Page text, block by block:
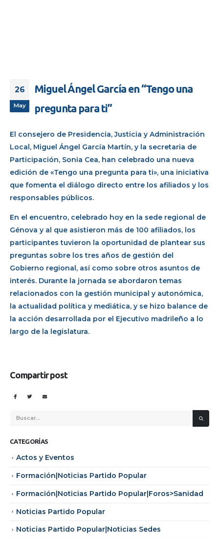
26
May
Miguel Ángel García en “Tengo una
pregunta para ti”
El consejero de Presidencia, Justicia y Administración
Local, Miguel Ángel García Martín, y la secretaria de
Participación, Sonia Cea, han celebrado una nueva
edición de «Tengo una pregunta para ti», una iniciativa
que fomenta el diálogo directo entre los afiliados y los
responsables públicos.
En el encuentro, celebrado hoy en la sede regional de
Génova y al que asistieron más de 100 afiliados, los
participantes tuvieron la oportunidad de plantear sus
preguntas sobre los tres años de gestión del
Gobierno regional, así como sobre otros asuntos de
interés. Durante la jornada se abordaron temas
relacionados con la gestión municipal y autonómica,
la actualidad política y mediática, y se hizo balance de
la acción desarrollada por el Ejecutivo madrileño a lo
largo de la legislatura.
Compartir post
CATEGORÍAS
Actos y Eventos
Formación|Noticias Partido Popular
Formación|Noticias Partido Popular|Foros>Sanidad
Noticias Partido Popular
Noticias Partido Popular|Noticias Sedes